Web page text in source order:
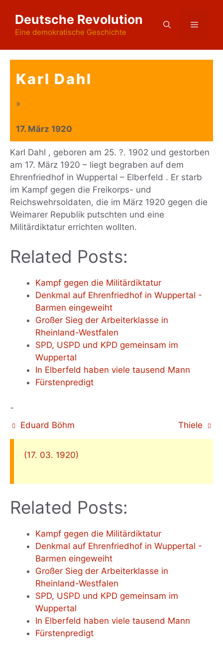
Inhalt
springen
Deutsche Revolution
Eine demokratische Geschichte
Menü
Karl Dahl
»
17. März 1920
Karl Dahl , geboren am 25. ?. 1902 und gestorben
am 17. März 1920 – liegt begraben auf dem
Ehrenfriedhof in Wuppertal – Elberfeld . Er starb
im Kampf gegen die Freikorps- und
Reichswehrsoldaten, die im März 1920 gegen die
Weimarer Republik putschten und eine
Militärdiktatur errichten wollten.
Related Posts:
Kampf gegen die Militärdiktatur
Denkmal auf Ehrenfriedhof in Wuppertal -
Barmen eingeweiht
Großer Sieg der Arbeiterklasse in
Rheinland-Westfalen
SPD, USPD und KPD gemeinsam im
Wuppertal
In Elberfeld haben viele tausend Mann
Fürstenpredigt
-
Eduard Böhm
Thiele
(17. 03. 1920)
Related Posts:
Kampf gegen die Militärdiktatur
Denkmal auf Ehrenfriedhof in Wuppertal -
Barmen eingeweiht
Großer Sieg der Arbeiterklasse in
Rheinland-Westfalen
SPD, USPD und KPD gemeinsam im
Wuppertal
In Elberfeld haben viele tausend Mann
Fürstenpredigt